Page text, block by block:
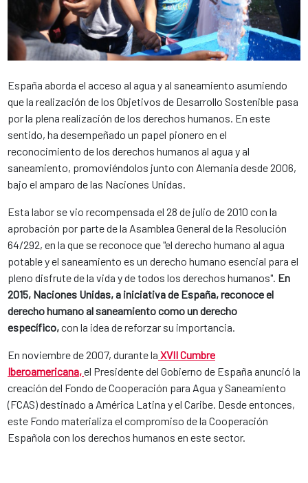
España aborda el acceso al agua y al saneamiento asumiendo
que la realización de los Objetivos de Desarrollo Sostenible pasa
por la plena realización de los derechos humanos. En este
sentido, ha desempeñado un papel pionero en el
reconocimiento de los derechos humanos al agua y al
saneamiento, promoviéndolos junto con Alemania desde 2006,
bajo el amparo de las Naciones Unidas.
Esta labor se vio recompensada el 28 de julio de 2010 con la
aprobación por parte de la Asamblea General de la Resolución
64/292, en la que se reconoce que "el derecho humano al agua
potable y el saneamiento es un derecho humano esencial para el
pleno disfrute de la vida y de todos los derechos humanos". En
2015, Naciones Unidas, a iniciativa de España, reconoce el
derecho humano al saneamiento como un derecho
específico,con la idea de reforzar su importancia.
En noviembre de 2007, durante la XVII Cumbre
Iberoamericana,el Presidente del Gobierno de España anunció la
creación del Fondo de Cooperación para Agua y Saneamiento
(FCAS) destinado a América Latina y el Caribe. Desde entonces,
este Fondo materializa el compromiso de la Cooperación
Española con los derechos humanos en este sector.